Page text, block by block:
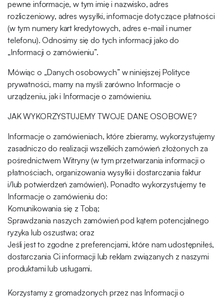
pewne informacje, w tym imię i nazwisko, adres
rozliczeniowy, adres wysyłki, informacje dotyczące płatności
(w tym numery kart kredytowych, adres e-mail i numer
telefonu). Odnosimy się do tych informacji jako do
„Informacji o zamówieniu”.
Mówiąc o „Danych osobowych” w niniejszej Polityce
prywatności, mamy na myśli zarówno Informacje o
urządzeniu, jak i Informacje o zamówieniu.
JAK WYKORZYSTUJEMY TWOJE DANE OSOBOWE?
Informacje o zamówieniach, które zbieramy, wykorzystujemy
zasadniczo do realizacji wszelkich zamówień złożonych za
pośrednictwem Witryny (w tym przetwarzania informacji o
płatnościach, organizowania wysyłki i dostarczania faktur
i/lub potwierdzeń zamówień). Ponadto wykorzystujemy te
Informacje o zamówieniu do:
Komunikowania się z Tobą;
Sprawdzania naszych zamówień pod kątem potencjalnego
ryzyka lub oszustwa; oraz
Jeśli jest to zgodne z preferencjami, które nam udostępniłeś,
dostarczania Ci informacji lub reklam związanych z naszymi
produktami lub usługami.
Korzystamy z gromadzonych przez nas Informacji o